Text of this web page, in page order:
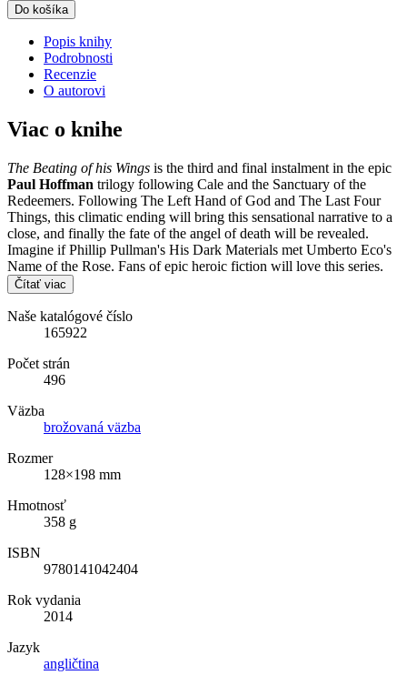
Do košíka
Popis knihy
Podrobnosti
Recenzie
O autorovi
Viac o knihe
The Beating of his Wings is the third and final instalment in the epic
Paul Hoffman trilogy following Cale and the Sanctuary of the
Redeemers. Following The Left Hand of God and The Last Four
Things, this climatic ending will bring this sensational narrative to a
close, and finally the fate of the angel of death will be revealed.
Imagine if Phillip Pullman's His Dark Materials met Umberto Eco's
Name of the Rose. Fans of epic heroic fiction will love this series.
Čítať viac
Naše katalógové číslo
165922
Počet strán
496
Väzba
brožovaná väzba
Rozmer
128×198 mm
Hmotnosť
358 g
ISBN
9780141042404
Rok vydania
2014
Jazyk
angličtina